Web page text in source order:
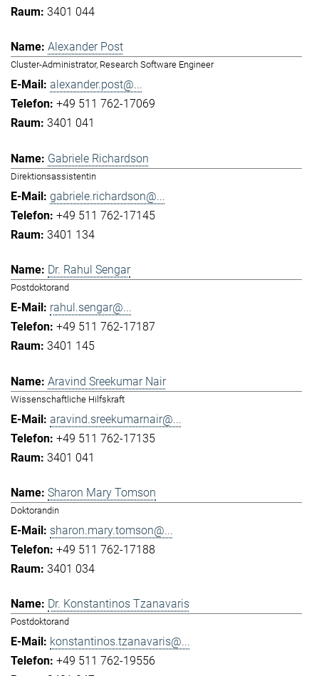
3401 044
Alexander Post
Cluster-Administrator, Research Software Engineer
alexander.post@...
+49 511 762-17069
3401 041
Gabriele Richardson
Direktionsassistentin
gabriele.richardson@...
+49 511 762-17145
3401 134
Dr. Rahul Sengar
Postdoktorand
rahul.sengar@...
+49 511 762-17187
3401 145
Aravind Sreekumar Nair
Wissenschaftliche Hilfskraft
aravind.sreekumarnair@...
+49 511 762-17135
3401 041
Sharon Mary Tomson
Doktorandin
sharon.mary.tomson@...
+49 511 762-17188
3401 034
Dr. Konstantinos Tzanavaris
Postdoktorand
konstantinos.tzanavaris@...
+49 511 762-19556